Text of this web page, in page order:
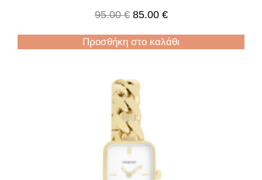
95.00€ 85.00 €
Προσθήκη στο καλάθι